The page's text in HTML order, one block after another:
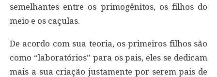
semelhantes entre os primogênitos, os filhos do
meio e os caçulas.
De acordo com sua teoria, os primeiros filhos são
como “laboratórios” para os pais, eles se dedicam
mais a sua criação justamente por serem pais de